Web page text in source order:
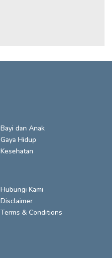
Bayi dan Anak
Gaya Hidup
Kesehatan
Hubungi Kami
Disclaimer
Terms & Conditions